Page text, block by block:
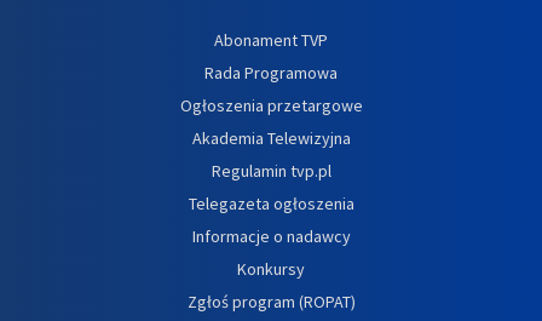
Abonament TVP
Rada Programowa
Ogłoszenia przetargowe
Akademia Telewizyjna
Regulamin tvp.pl
Telegazeta ogłoszenia
Informacje o nadawcy
Konkursy
Zgłoś program (ROPAT)